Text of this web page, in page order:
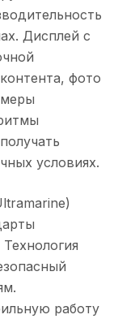
Дисплей с
фото
условиях.
работу